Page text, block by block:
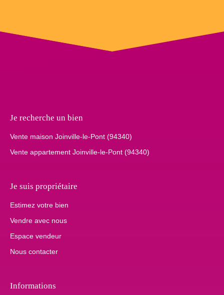
Je recherche un bien
Vente maison Joinville-le-Pont (94340)
Vente appartement Joinville-le-Pont (94340)
Je suis propriétaire
Estimez votre bien
Vendre avec nous
Espace vendeur
Nous contacter
Informations